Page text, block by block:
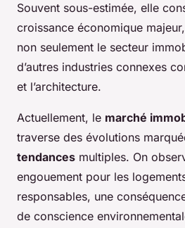
Souvent sous-estimée, elle
croissance économique
non seulement le secteur
d’autres industries connexes
et l’architecture.
Actuellement, le marché
traverse des évolutions
tendances multiples. On
engouement pour les
responsables, une
de conscience